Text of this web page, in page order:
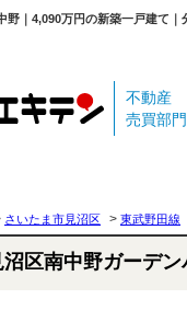
不動産
売買部門
さいたま市見沼区 > 東武野田線
区南中野ガーデン